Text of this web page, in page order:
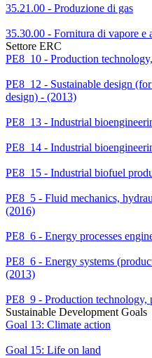
35.21.00 - Produzione di gas
35.30.00 - Fornitura di vapore e
Settore ERC
PE8_10 - Production
PE8_12 - Sustainable design
design) - (2013)
PE8_13 - Industrial
PE8_14 - Industrial
PE8_15 - Industrial biofuel
PE8_5 - Fluid mechanics,
(2016)
PE8_6 - Energy processes
PE8_6 - Energy systems
(2013)
PE8_9 - Production technology,
Sustainable Development Goals
Goal 13: Climate action
Goal 15: Life on land